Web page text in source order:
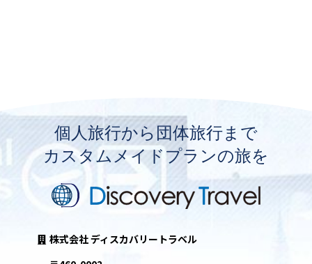
個人旅行から団体旅行まで
カスタムメイドプランの旅を
株式会社 ディスカバリートラベル